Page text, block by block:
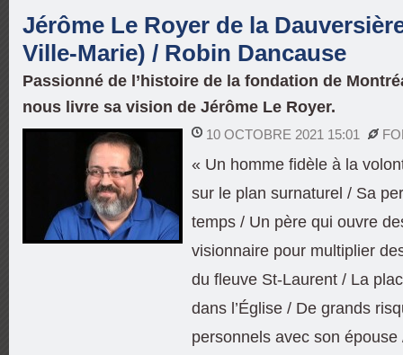
Jérôme Le Royer de la
Ville-Marie) / Robin Dancause
Passionné de l’histoire de la fondation de
nous livre sa vision de Jérôme Le Royer.
10 OCTOBRE 2021 15:01
« Un homme fidèle à la
sur le plan surnaturel / Sa
temps / Un père qui ouvre
visionnaire pour multiplier
du fleuve St-Laurent / La
dans l’Église / De grands
personnels avec son